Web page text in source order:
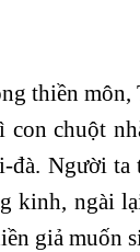
thiền
chuột
đà. Người
kinh, ngài
giả muốn